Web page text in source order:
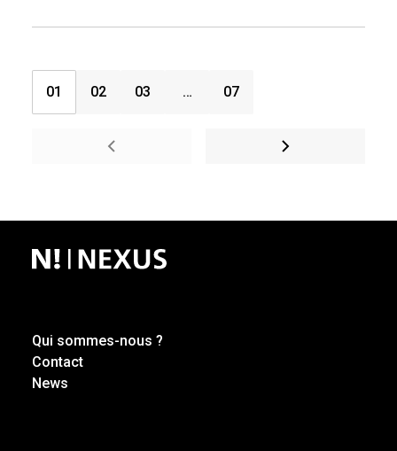
1 2 3 … 7
Qui sommes-nous ?
Contact
News